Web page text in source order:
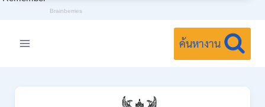
ค้นหางาน